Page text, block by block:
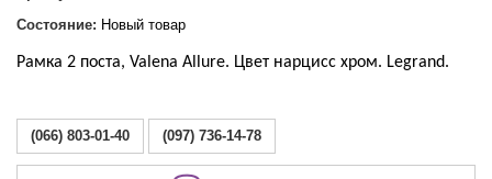
Состояние: Новый товар
Рамка 2 поста, Valena Allure. Цвет нарцисс хром. Legrand.
(066) 803-01-40 (097) 736-14-78